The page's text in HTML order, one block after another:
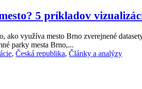
5 príkladov
ako využíva mesto Brno zverejnené
parky mesta Brno,...
, Česká republika, Články a analýzy